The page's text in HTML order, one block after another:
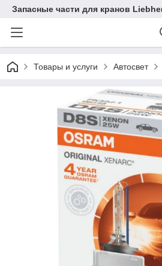
Запасные части для кранов
Товары и услуги Автосвет